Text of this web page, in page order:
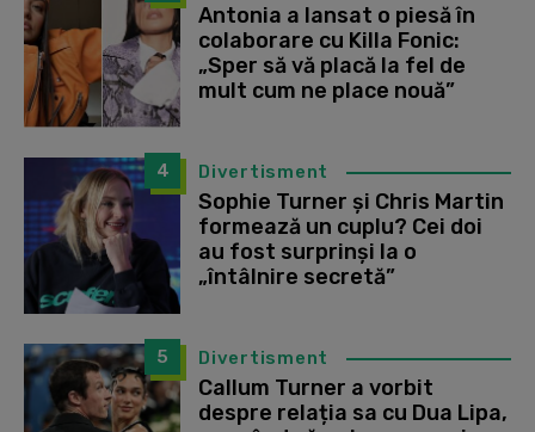
Antonia a lansat o piesă în
colaborare cu Killa Fonic:
„Sper să vă placă la fel de
mult cum ne place nouă”
4 Divertisment
Sophie Turner și Chris Martin
formează un cuplu? Cei doi
au fost surprinși la o
„întâlnire secretă”
5 Divertisment
Callum Turner a vorbit
despre relația sa cu Dua Lipa,